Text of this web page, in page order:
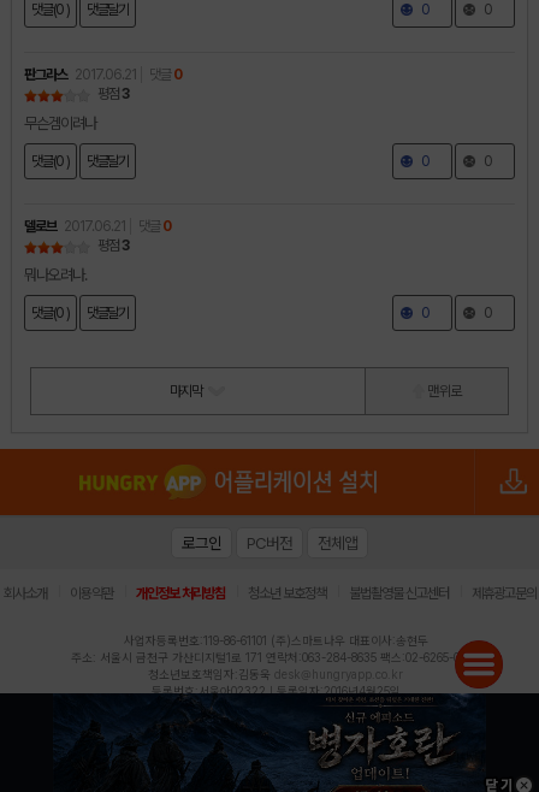
댓글(0 ) 댓글달기 0 0
판그라스 2017.06.21 댓글 0
평점 3
무슨겜이려나
댓글(0 ) 댓글달기 0 0
델로브 2017.06.21 댓글 0
평점 3
뭐나오려나.
댓글(0 ) 댓글달기 0 0
마지막 맨 위로
로그인 PC버전 전체앱
회사소개 이용약관 개인정보 처리방침 청소년 보호정책 불법촬영물 신고센터 제휴광고문의
사업자등록번호:119-86-61101 (주)스마트나우 대표이사:송현두
주소: 서울시 금천구 가산디지털1로 171 연락처:063-284-8635 팩스:02-6265-0377
청소년보호책임자:김동욱 desk@hungryapp.co.kr
등록번호:서울아02322 | 등록일자:2016년4월25일
발행인:(주)스마트나우 송현두 | 편집인:김동욱
헝그리앱의 콘텐츠 및 기사는 저작권법의 보호를 받으므로, 무단 전재, 복사, 배포 등을 금합니다.
Copyright (c) HungryApp All Rights Reserved.